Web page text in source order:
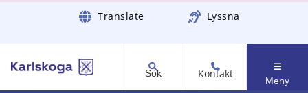
Gå till innehåll Translate Lyssna
Sök Kontakt
Meny